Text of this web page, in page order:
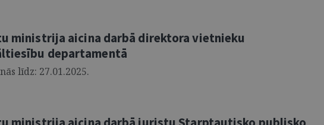
ministrija aicina darbā direktora vietnieku
departamentā
līdz: 27.01.2025.